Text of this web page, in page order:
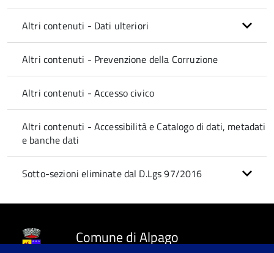
Altri contenuti - Dati ulteriori
Altri contenuti - Prevenzione della Corruzione
Altri contenuti - Accesso civico
Altri contenuti - Accessibilità e Catalogo di dati, metadati
e banche dati
Sotto-sezioni eliminate dal D.Lgs 97/2016
Comune di Alpago